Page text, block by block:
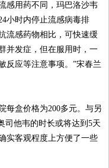
感用药不同，玛巴洛沙韦
小时内停止流感病毒排
流感药物相比，可快速缓
并发症，但在服用时，一
反应等注意事项。”宋春兰
盒价格为200多元。与另
司他韦的时长或将达到5天
实客观程度上方便了一些